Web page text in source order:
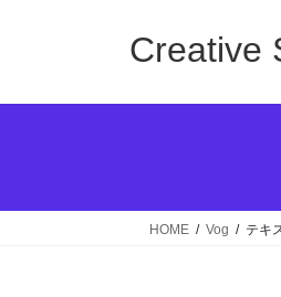
Creative
HOME Vog テキ